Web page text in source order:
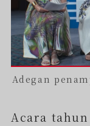
Adegan
Acara